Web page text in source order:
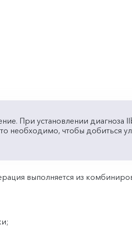
При установлении диагноза
необходимо, чтобы добиться
выполняется из